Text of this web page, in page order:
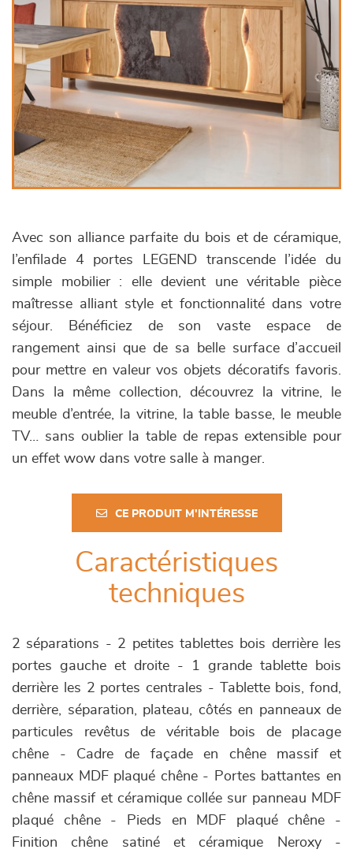
Avec son alliance parfaite du bois et de céramique,
l’enfilade 4 portes LEGEND transcende l’idée du
simple mobilier : elle devient une véritable pièce
maîtresse alliant style et fonctionnalité dans votre
séjour. Bénéficiez de son vaste espace de
rangement ainsi que de sa belle surface d’accueil
pour mettre en valeur vos objets décoratifs favoris.
Dans la même collection, découvrez la vitrine, le
meuble d’entrée, la vitrine, la table basse, le meuble
TV… sans oublier la table de repas extensible pour
un effet wow dans votre salle à manger.
CE PRODUIT M'INTÉRESSE
Caractéristiques
techniques
2 séparations - 2 petites tablettes bois derrière les
portes gauche et droite - 1 grande tablette bois
derrière les 2 portes centrales - Tablette bois, fond,
derrière, séparation, plateau, côtés en panneaux de
particules revêtus de véritable bois de placage
chêne - Cadre de façade en chêne massif et
panneaux MDF plaqué chêne - Portes battantes en
chêne massif et céramique collée sur panneau MDF
plaqué chêne - Pieds en MDF plaqué chêne -
Finition chêne satiné et céramique Neroxy -